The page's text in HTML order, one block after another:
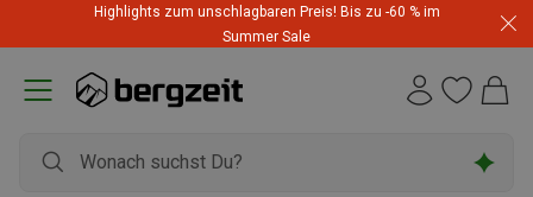
Highlights zum unschlagbaren Preis! Bis zu -60 % im
Summer Sale